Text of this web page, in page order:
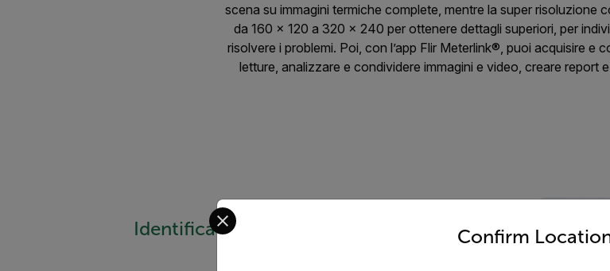
scena su immagini termiche complete, mentre la super risoluzione
da 160 × 120 a 320 × 240 per ottenere dettagli superiori, per
risolvere i problemi. Poi, con l’app Flir Meterlink®, puoi acquisire e
letture, analizzare e condividere immagini e video, creare report
Identifica rapidamente i problemi Confirm
Select your preferred country and language from the options below